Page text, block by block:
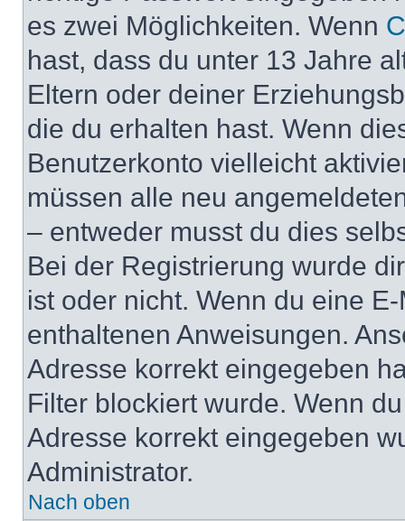
es zwei Möglichkeiten. Wenn
hast, dass du unter 13 Jahre
Eltern oder deiner
die du erhalten hast. Wenn
Benutzerkonto vielleicht
müssen alle neu
– entweder musst du dies
Bei der Registrierung wurde
ist oder nicht. Wenn du eine
enthaltenen Anweisungen.
Adresse korrekt eingegeben
Filter blockiert wurde. Wenn
Adresse korrekt eingegeben
Administrator.
Nach oben